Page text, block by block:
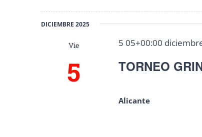
DICIEMBRE 2025
Vie
5 TORNEO
5 05+00:00
Alicante